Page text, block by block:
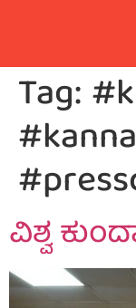
Tag:
ವಿಶ್ವ